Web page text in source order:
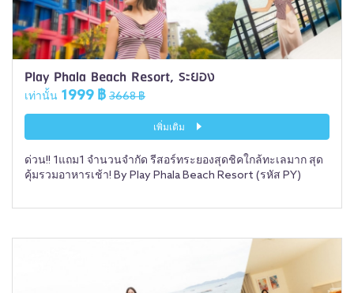
Play Phala Beach Resort, ระยอง
เท่านั้น 1999 ฿ 3668 ฿
เพิ่มเติม
ด่วน!! 1แถม1 จำนวนจำกัด รีสอร์ทระยองสุดชิคใกล้ทะเลมาก สุด
คุ้มรวมอาหารเช้า! By Play Phala Beach Resort (รหัส PY)